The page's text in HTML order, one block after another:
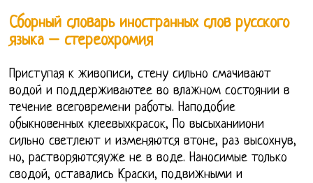
Сборный словарь иностранных слов русского
языка – стереохромия
Приступая к живописи, стену сильно смачивают
водой и поддерживаютее во влажном состоянии в
течение всеговремени работы. Наподобие
обыкновенных клеевыхкрасок, По высыханииони
сильно светлеют и изменяются втоне, раз высохнув,
но, растворяютсяуже не в воде. Наносимые только
сводой, оставались Краски, подвижными и